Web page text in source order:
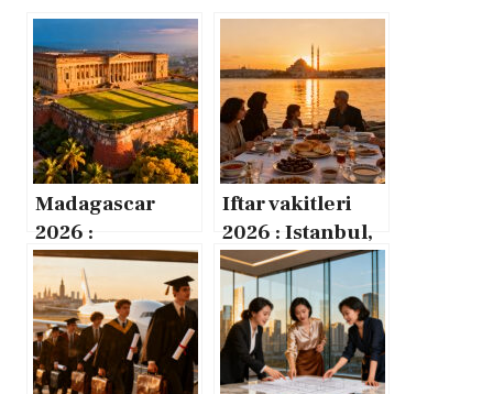
Madagascar
2026 :
Randrianirina
dissout le
gouvernement
sous pression
Iftar vakitleri
2026 : Istanbul,
Ankara et Izmir
au crépuscule
du Ramadan